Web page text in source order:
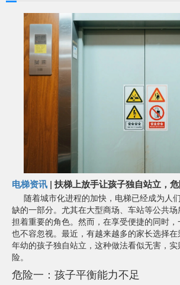
电梯资讯 | 扶梯上放手让孩子独自站立，
随着城市化进程的加快，电梯已经成为人
缺的一部分。尤其在大型商场、车站等公共
担着重要的角色。然而，在享受便捷的同时
也不容忽视。最近，有越来越多的家长选择
年幼的孩子独自站立，这种做法看似无害，
险。
危险一：孩子平衡能力不足